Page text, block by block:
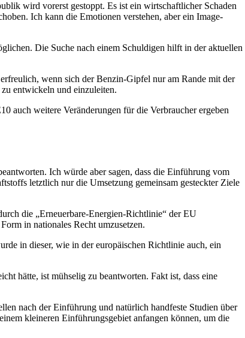
wird vorerst gestoppt. Es ist ein wirtschaftlicher Schaden
Ich kann die Emotionen verstehen, aber ein Image-
Die Suche nach einem Schuldigen hilft in der aktuellen
wenn sich der Benzin-Gipfel nur am Rande mit der
zu entwickeln und einzuleiten.
auch weitere Veränderungen für die Verbraucher ergeben
Ich würde aber sagen, dass die Einführung vom
letztlich nur die Umsetzung gemeinsam gesteckter Ziele
die „Erneuerbare-Energien-Richtlinie“ der EU
in nationales Recht umzusetzen.
in dieser, wie in der europäischen Richtlinie auch, ein
hätte, ist mühselig zu beantworten. Fakt ist, dass eine
nach der Einführung und natürlich handfeste Studien über
kleineren Einführungsgebiet anfangen können, um die